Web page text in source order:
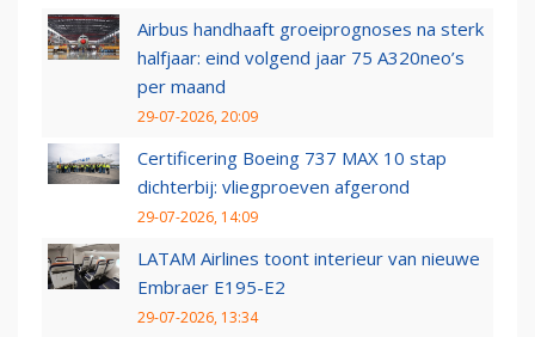
Airbus handhaaft groeiprognoses na sterk
halfjaar: eind volgend jaar 75 A320neo’s
per maand
29-07-2026, 20:09
Certificering Boeing 737 MAX 10 stap
dichterbij: vliegproeven afgerond
29-07-2026, 14:09
LATAM Airlines toont interieur van nieuwe
Embraer E195-E2
29-07-2026, 13:34